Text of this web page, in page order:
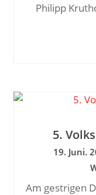
Philipp
5.
19. Juni.
Am gestrigen